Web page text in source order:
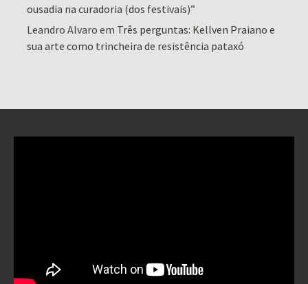
ousadia na curadoria (dos festivais)”
Leandro Alvaro em Três perguntas: Kellven Praiano e
sua arte como trincheira de resistência pataxó